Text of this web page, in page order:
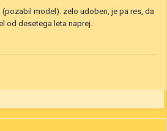
model). zelo udoben, je pa res, da
od desetega leta naprej.